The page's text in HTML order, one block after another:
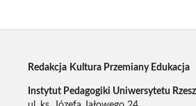
Redakcja Kultura Przemiany Edukacja
Instytut Pedagogiki Uniwersytetu